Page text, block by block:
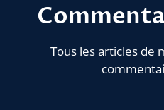
Tous les articles de